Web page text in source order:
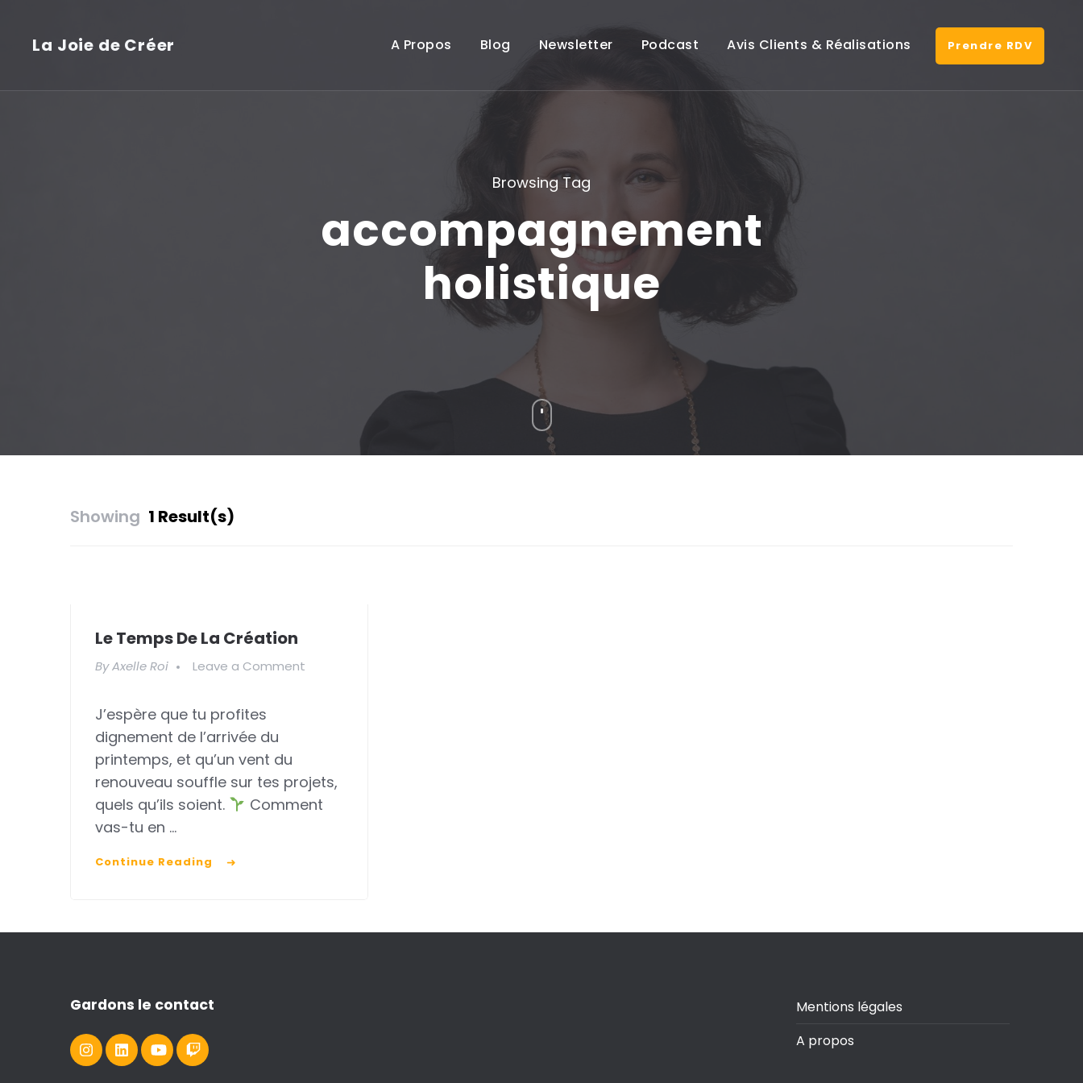
La Joie de Créer A Propos Blog Newsletter Podcast Avis Clients & Réalisations Prendre RDV
Browsing Tag
accompagnement
holistique
Showing 1 Result(s)
Le Temps De La Création
ByAxelle Roi Leave a Comment
création
J’espère que tu profites
dignement de l’arrivée du
printemps, et qu’un vent du
renouveau souffle sur tes projets,
quels qu’ils soient.
Comment
vas-tu en …
Continue Reading
Gardons le contact
Mentions légales
A propos